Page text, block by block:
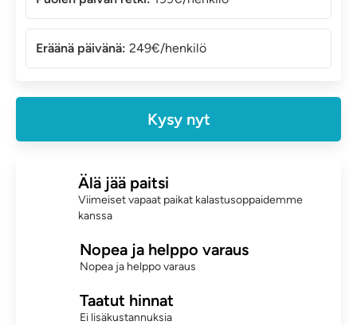
Eräänä päivänä: 249€/henkilö
Kysy nyt
Älä jää paitsi
Viimeiset vapaat paikat kalastusoppaidemme
kanssa
Nopea ja helppo varaus
Nopea ja helppo varaus
Taatut hinnat
Ei lisäkustannuksia